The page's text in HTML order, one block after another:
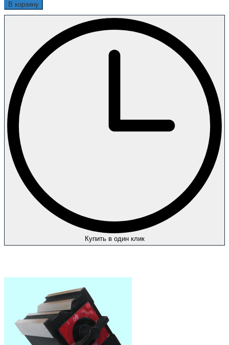
В корзину
Купить в один клик